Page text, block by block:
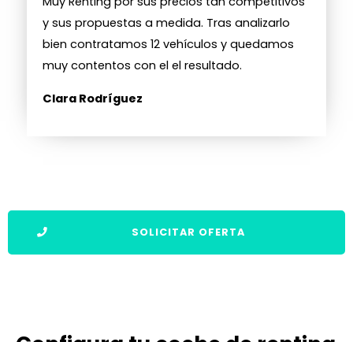
y sus propuestas a medida. Tras analizarlo
bien contratamos 12 vehículos y quedamos
muy contentos con el el resultado.
Clara Rodríguez
SOLICITAR OFERTA